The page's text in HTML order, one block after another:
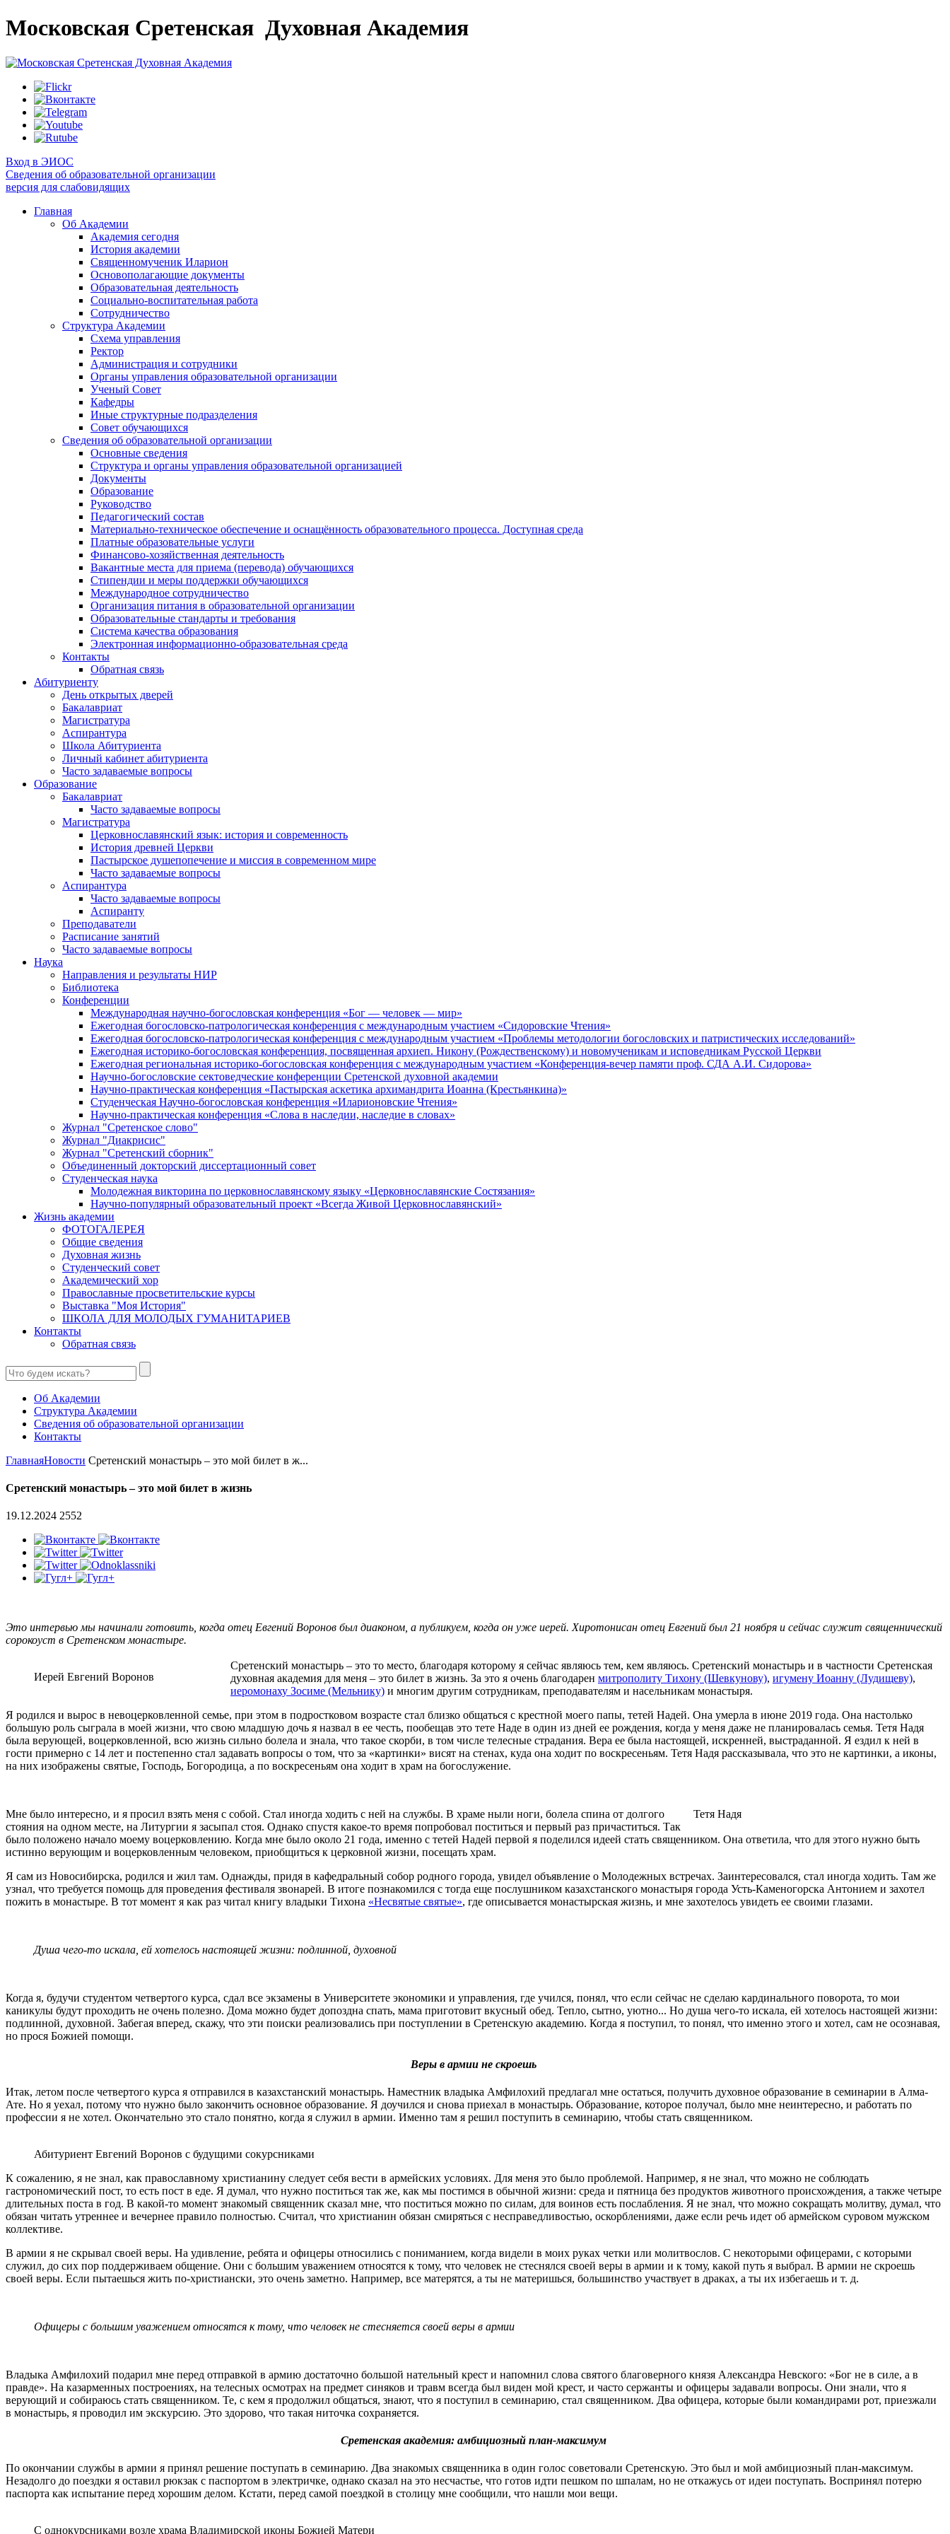
Московская Сретенская Духовная Академия
Вход в ЭИОС
Сведения об образовательной организации
версия для слабовидящих
Главная
Об Академии
Академия сегодня
История академии
Священномученик Иларион
Основополагающие документы
Образовательная деятельность
Социально-воспитательная работа
Сотрудничество
Структура Академии
Схема управления
Ректор
Администрация и сотрудники
Органы управления образовательной организации
Ученый Совет
Кафедры
Иные структурные подразделения
Совет обучающихся
Сведения об образовательной организации
Основные сведения
Структура и органы управления образовательной организацией
Документы
Образование
Руководство
Педагогический состав
Материально-техническое обеспечение и оснащённость образовательного процесса. Доступная среда
Платные образовательные услуги
Финансово-хозяйственная деятельность
Вакантные места для приема (перевода) обучающихся
Стипендии и меры поддержки обучающихся
Международное сотрудничество
Организация питания в образовательной организации
Образовательные стандарты и требования
Система качества образования
Электронная информационно-образовательная среда
Контакты
Обратная связь
Абитуриенту
День открытых дверей
Бакалавриат
Магистратура
Аспирантура
Школа Абитуриента
Личный кабинет абитуриента
Часто задаваемые вопросы
Образование
Бакалавриат
Часто задаваемые вопросы
Магистратура
Церковнославянский язык: история и современность
История древней Церкви
Пастырское душепопечение и миссия в современном мире
Часто задаваемые вопросы
Аспирантура
Часто задаваемые вопросы
Аспиранту
Преподаватели
Расписание занятий
Часто задаваемые вопросы
Наука
Направления и результаты НИР
Библиотека
Конференции
Международная научно-богословская конференция «Бог — человек — мир»
Ежегодная богословско-патрологическая конференция с международным участием «Сидоровские Чтения»
Ежегодная богословско-патрологическая конференция с международным участием «Проблемы методологии богословских и патристических исследований»
Ежегодная историко-богословская конференция, посвященная архиеп. Никону (Рождественскому) и новомученикам и исповедникам Русской Церкви
Ежегодная региональная историко-богословская конференция с международным участием «Конференция-вечер памяти проф. СДА А.И. Сидорова»
Научно-богословские сектоведческие конференции Сретенской духовной академии
Научно-практическая конференция «Пастырская аскетика архимандрита Иоанна (Крестьянкина)»
Студенческая Научно-богословская конференция «Иларионовские Чтения»
Научно-практическая конференция «Cлова в наследии, наследие в словах»
Журнал "Сретенское слово"
Журнал "Диакрисис"
Журнал "Сретенский сборник"
Объединенный докторский диссертационный совет
Студенческая наука
Молодежная викторина по церковнославянскому языку «Церковнославянские Состязания»
Научно-популярный образовательный проект «Всегда Живой Церковнославянский»
Жизнь академии
ФОТОГАЛЕРЕЯ
Общие сведения
Духовная жизнь
Студенческий совет
Академический хор
Православные просветительские курсы
Выставка "Моя История"
ШКОЛА ДЛЯ МОЛОДЫХ ГУМАНИТАРИЕВ
Контакты
Обратная связь
Об Академии
Структура Академии
Сведения об образовательной организации
Контакты
ГлавнаяНовости Сретенский монастырь – это мой билет в ж...
Сретенский монастырь – это мой билет в жизнь
19.12.2024 2552
Это интервью мы начинали готовить, когда отец Евгений Воронов был диаконом, а публикуем, когда он уже иерей. Хиротонисан отец Евгений был 21 ноября и сейчас служит священнический
сорокоуст в Сретенском монастыре.
Иерей Евгений Воронов
Сретенский монастырь – это то место, благодаря которому я сейчас являюсь тем, кем являюсь. Сретенский монастырь и в частности Сретенская
духовная академия для меня – это билет в жизнь. За это я очень благодарен митрополиту Тихону (Шевкунову), игумену Иоанну (Лудищеву),
иеромонаху Зосиме (Мельнику) и многим другим сотрудникам, преподавателям и насельникам монастыря.
Я родился и вырос в невоцерковленной семье, при этом в подростковом возрасте стал близко общаться с крестной моего папы, тетей Надей. Она умерла в июне 2019 года. Она настолько
большую роль сыграла в моей жизни, что свою младшую дочь я назвал в ее честь, пообещав это тете Наде в один из дней ее рождения, когда у меня даже не планировалась семья. Тетя Надя
была верующей, воцерковленной, всю жизнь сильно болела и знала, что такое скорби, в том числе телесные страдания. Вера ее была настоящей, искренней, выстраданной. Я ездил к ней в
гости примерно с 14 лет и постепенно стал задавать вопросы о том, что за «картинки» висят на стенах, куда она ходит по воскресеньям. Тетя Надя рассказывала, что это не картинки, а иконы,
на них изображены святые, Господь, Богородица, а по воскресеньям она ходит в храм на богослужение.
Тетя Надя
Мне было интересно, и я просил взять меня с собой. Стал иногда ходить с ней на службы. В храме ныли ноги, болела спина от долгого
стояния на одном месте, на Литургии я засыпал стоя. Однако спустя какое-то время попробовал поститься и первый раз причаститься. Так
было положено начало моему воцерковлению. Когда мне было около 21 года, именно с тетей Надей первой я поделился идеей стать священником. Она ответила, что для этого нужно быть
истинно верующим и воцерковленным человеком, приобщиться к церковной жизни, посещать храм.
Я сам из Новосибирска, родился и жил там. Однажды, придя в кафедральный собор родного города, увидел объявление о Молодежных встречах. Заинтересовался, стал иногда ходить. Там же
узнал, что требуется помощь для проведения фестиваля звонарей. В итоге познакомился с тогда еще послушником казахстанского монастыря города Усть-Каменогорска Антонием и захотел
пожить в монастыре. В тот момент я как раз читал книгу владыки Тихона «Несвятые святые», где описывается монастырская жизнь, и мне захотелось увидеть ее своими глазами.
Душа чего-то искала, ей хотелось настоящей жизни: подлинной, духовной
Когда я, будучи студентом четвертого курса, сдал все экзамены в Университете экономики и управления, где учился, понял, что если сейчас не сделаю кардинального поворота, то мои
каникулы будут проходить не очень полезно. Дома можно будет допоздна спать, мама приготовит вкусный обед. Тепло, сытно, уютно... Но душа чего-то искала, ей хотелось настоящей жизни:
подлинной, духовной. Забегая вперед, скажу, что эти поиски реализовались при поступлении в Сретенскую академию. Когда я поступил, то понял, что именно этого и хотел, сам не осознавая,
но прося Божией помощи.
Веры в армии не скроешь
Итак, летом после четвертого курса я отправился в казахстанский монастырь. Наместник владыка Амфилохий предлагал мне остаться, получить духовное образование в семинарии в Алма-
Ате. Но я уехал, потому что нужно было закончить основное образование. Я доучился и снова приехал в монастырь. Образование, которое получал, было мне неинтересно, и работать по
профессии я не хотел. Окончательно это стало понятно, когда я служил в армии. Именно там я решил поступить в семинарию, чтобы стать священником.
Абитуриент Евгений Воронов с будущими сокурсниками
К сожалению, я не знал, как православному христианину следует себя вести в армейских условиях. Для меня это было проблемой. Например, я не знал, что можно не соблюдать
гастрономический пост, то есть пост в еде. Я думал, что нужно поститься так же, как мы постимся в обычной жизни: среда и пятница без продуктов животного происхождения, а также четыре
длительных поста в год. В какой-то момент знакомый священник сказал мне, что поститься можно по силам, для воинов есть послабления. Я не знал, что можно сокращать молитву, думал, что
обязан читать утреннее и вечернее правило полностью. Считал, что христианин обязан смиряться с несправедливостью, оскорблениями, даже если речь идет об армейском суровом мужском
коллективе.
В армии я не скрывал своей веры. На удивление, ребята и офицеры относились с пониманием, когда видели в моих руках четки или молитвослов. С некоторыми офицерами, с которыми
служил, до сих пор поддерживаем общение. Они с большим уважением относятся к тому, что человек не стеснялся своей веры в армии и к тому, какой путь я выбрал. В армии не скроешь
своей веры. Если пытаешься жить по-христиански, это очень заметно. Например, все матерятся, а ты не материшься, большинство участвует в драках, а ты их избегаешь и т. д.
Офицеры с большим уважением относятся к тому, что человек не стесняется своей веры в армии
Владыка Амфилохий подарил мне перед отправкой в армию достаточно большой нательный крест и напомнил слова святого благоверного князя Александра Невского: «Бог не в силе, а в
правде». На казарменных построениях, на телесных осмотрах на предмет синяков и травм всегда был виден мой крест, и часто сержанты и офицеры задавали вопросы. Они знали, что я
верующий и собираюсь стать священником. Те, с кем я продолжил общаться, знают, что я поступил в семинарию, стал священником. Два офицера, которые были командирами рот, приезжали
в монастырь, я проводил им экскурсию. Это здорово, что такая ниточка сохраняется.
Сретенская академия: амбициозный план-максимум
По окончании службы в армии я принял решение поступать в семинарию. Два знакомых священника в один голос советовали Сретенскую. Это был и мой амбициозный план-максимум.
Незадолго до поездки я оставил рюкзак с паспортом в электричке, однако сказал на это несчастье, что готов идти пешком по шпалам, но не откажусь от идеи поступать. Воспринял потерю
паспорта как испытание перед хорошим делом. Кстати, перед самой поездкой в столицу мне сообщили, что нашли мои вещи.
С однокурсниками возле храма Владимирской иконы Божией Матери